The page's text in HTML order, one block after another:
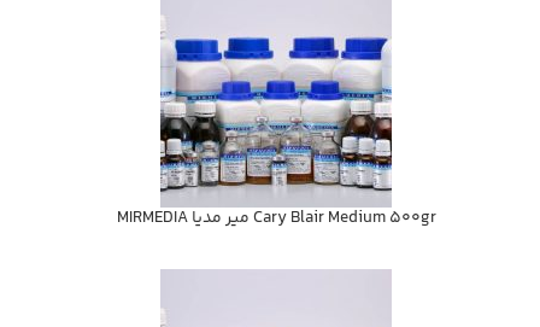
Cary Blair Medium 500gr مير مديا MIRMEDIA